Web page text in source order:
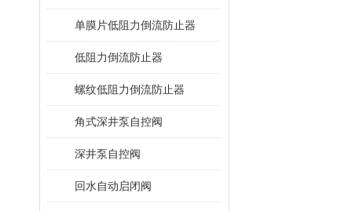
单膜片低阻力倒流防止器
低阻力倒流防止器
螺纹低阻力倒流防止器
角式深井泵自控阀
深井泵自控阀
回水自动启闭阀